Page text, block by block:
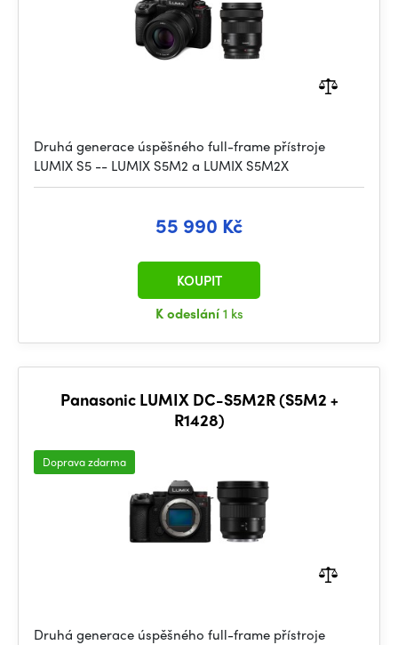
Druhá generace úspěšného full-frame přístroje
LUMIX S5 -- LUMIX S5M2 a LUMIX S5M2X
55 990 Kč
K odeslání1 ks
KOUPIT
Panasonic LUMIX DC-S5M2R (S5M2 +
R1428)
Doprava zdarma
Druhá generace úspěšného full-frame přístroje